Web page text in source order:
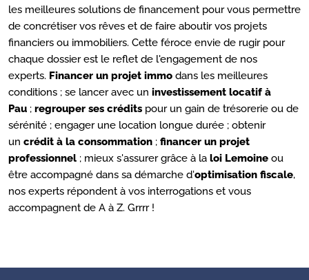
les meilleures solutions de financement pour vous permettre
de concrétiser vos rêves et de faire aboutir vos projets
financiers ou immobiliers. Cette féroce envie de rugir pour
chaque dossier est le reflet de l'engagement de nos
experts. Financer un projet immo dans les meilleures
conditions ; se lancer avec un investissement locatif à
Pau ; regrouper ses crédits pour un gain de trésorerie ou de
sérénité ; engager une location longue durée ; obtenir
un crédit à la consommation ; financer un projet
professionnel ; mieux s'assurer grâce à la loi Lemoine ou
être accompagné dans sa démarche d'optimisation fiscale,
nos experts répondent à vos interrogations et vous
accompagnent de A à Z. Grrrr !